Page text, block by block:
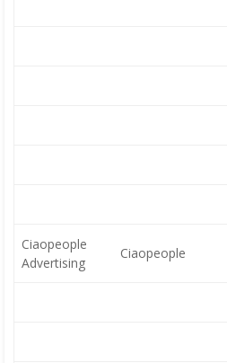
Ciaopeople
Advertising
Ciaopeople